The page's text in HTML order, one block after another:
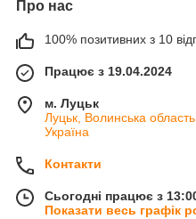
Про нас
100% позитивних з 10
Працює з 19.04.2024
м. Луцьк
Луцьк, Волинська
Україна
Контакти
Сьогодні працює з
Показати весь графік